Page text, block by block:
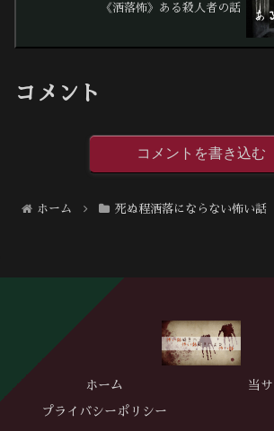
《洒落怖》ある殺人者の話
コメント
コメントを書き込む
ホーム 死ぬ程洒落にならない怖い話
ホーム 当
プライバシーポリシー